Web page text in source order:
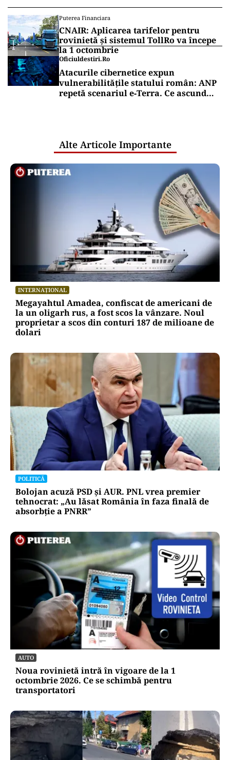
Puterea Financiara
CNAIR: Aplicarea tarifelor pentru
rovinietă și sistemul TollRo va începe
la 1 octombrie
Oficiuldestiri.ro
Atacurile cibernetice expun
vulnerabilitățile statului român: ANP
repetă scenariul e‑Terra. Ce ascund
Alte Articole Importante
INTERNAȚIONAL
Megayahtul Amadea, confiscat de americani de
la un oligarh rus, a fost scos la vânzare. Noul
proprietar a scos din conturi 187 de milioane de
dolari
POLITICĂ
Bolojan acuză PSD și AUR. PNL vrea premier
tehnocrat: „Au lăsat România în faza finală de
absorbţie a PNRR”
AUTO
Noua rovinietă intră în vigoare de la 1
octombrie 2026. Ce se schimbă pentru
transportatori